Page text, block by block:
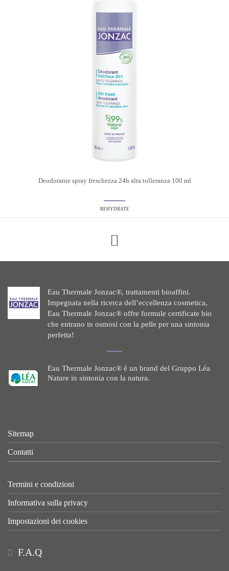
Deodorante spray freschezza 24h alta tolleranza 100 ml
REHYDRATE
Eau Thermale Jonzac®, trattamenti bioaffini.
Impegnata nella ricerca dell’eccellenza cosmetica,
Eau Thermale Jonzac® offre formule certificate bio
che entrano in osmosi con la pelle per una sintonia
perfetta!
Eau Thermale Jonzac® è un brand del Gruppo Léa
Nature in sintonia con la natura.
Sitemap
Contatti
Termini e condizioni
Informativa sulla privacy
Impostazioni dei cookies
F.A.Q